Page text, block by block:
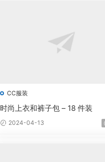
CC服装
时尚上衣和裤子包 – 18 件装
2024-04-13